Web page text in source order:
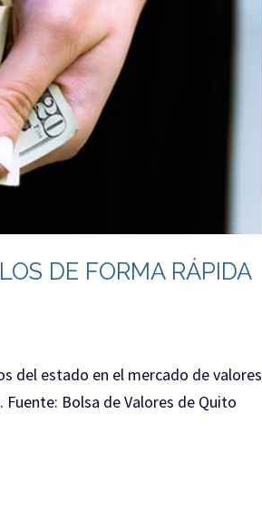
DE FORMA RÁPIDA
del estado en el mercado de valores
Bolsa de Valores de Quito